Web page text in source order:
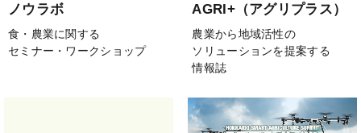
ノウラボ
食・農業に関する
セミナー・ワークショップ
AGRI+（アグリプラス）
農業から地域活性の
ソリューションを提案する
情報誌